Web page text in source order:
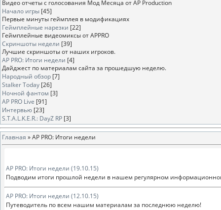
Видео отчеты с голосования Мод Месяца от AP Production
Начало игры [45]
Первые минуты геймплея в модификациях
Геймплейные нарезки [22]
Геймплейные видеомиксы от APPRO
Скриншоты недели [39]
Лучшие скриншоты от наших игроков.
AP PRO: Итоги недели [4]
Дайджест по материалам сайта за прошедшую неделю.
Народный обзор [7]
Stalker Today [26]
Ночной фантом [3]
AP PRO Live [91]
Интервью [23]
S.T.A.L.K.E.R.: DayZ RP [3]
Главная »AP PRO: Итоги недели
AP PRO: Итоги недели (19.10.15)
Подводим итоги прошлой недели в нашем регулярном
AP PRO: Итоги недели (12.10.15)
Путеводитель по всем нашим материалам за последнюю неделю!